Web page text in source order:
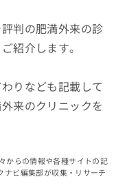
判の肥満外来の診
紹介します。
りなども記載して
来のクリニックを
からの情報や各種サイトの記
ビ編集部が収集・リサーチ